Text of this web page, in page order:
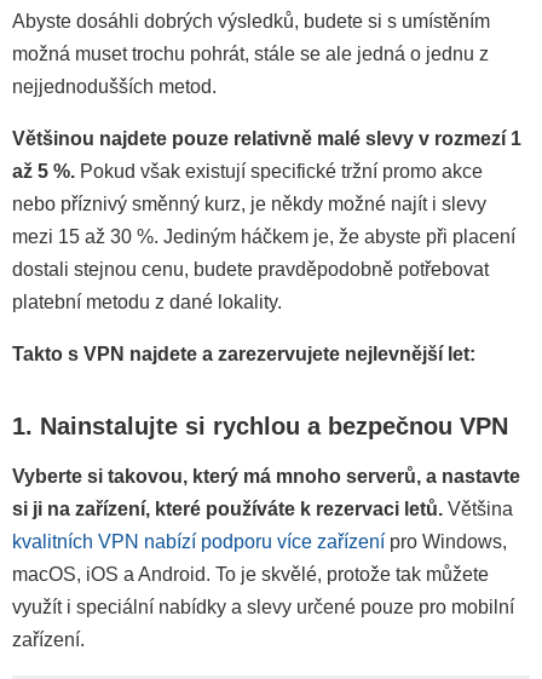
Abyste dosáhli dobrých výsledků, budete si s umístěním
možná muset trochu pohrát, stále se ale jedná o jednu z
nejjednodušších metod.
Většinou najdete pouze relativně malé slevy v rozmezí 1
až 5 %. Pokud však existují specifické tržní promo akce
nebo příznivý směnný kurz, je někdy možné najít i slevy
mezi 15 až 30 %. Jediným háčkem je, že abyste při placení
dostali stejnou cenu, budete pravděpodobně potřebovat
platební metodu z dané lokality.
Takto s VPN najdete a zarezervujete nejlevnější let:
1. Nainstalujte si rychlou a bezpečnou VPN
Vyberte si takovou, který má mnoho serverů, a nastavte
si ji na zařízení, které používáte k rezervaci letů. Většina
kvalitních VPN nabízí podporu více zařízení pro Windows,
macOS, iOS a Android. To je skvělé, protože tak můžete
využít i speciální nabídky a slevy určené pouze pro mobilní
zařízení.